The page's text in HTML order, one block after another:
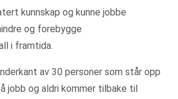
kunnskap og kunne jobbe
og forebygge
i framtida.
av 30 personer som står opp
jobb og aldri kommer tilbake til